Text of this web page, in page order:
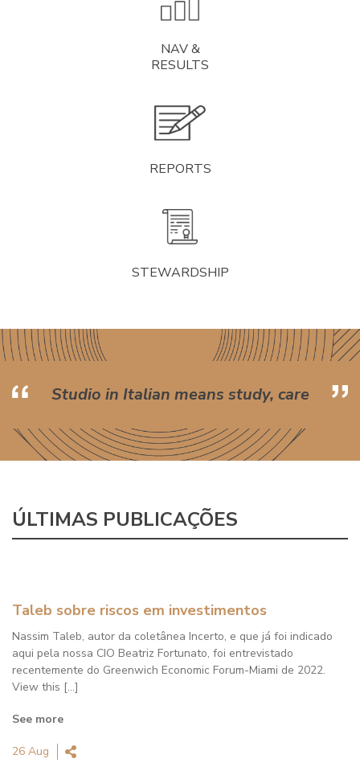
Facebook
E-mail
NAV &
RESULTS
REPORTS
STEWARDSHIP
Studio in Italian means study, care
ÚLTIMAS PUBLICAÇÕES
Taleb sobre riscos em investimentos
Nassim Taleb, autor da coletânea Incerto, e que já foi indicado
aqui pela nossa CIO Beatriz Fortunato, foi entrevistado
recentemente do Greenwich Economic Forum-Miami de 2022.
View this [...]
See more
26 Aug